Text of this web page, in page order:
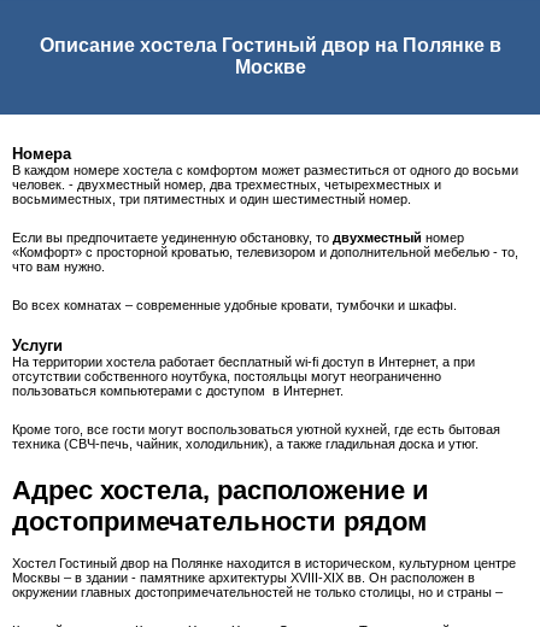
Описание хостела Гостиный двор на Полянке в
Москве
Номера
В каждом номере хостела с комфортом может разместиться от одного до восьми
человек. - двухместный номер, два трехместных, четырехместных и
восьмиместных, три пятиместных и один шестиместный номер.
Если вы предпочитаете уединенную обстановку, то двухместный номер
«Комфорт» с просторной кроватью, телевизором и дополнительной мебелью - то,
что вам нужно.
Во всех комнатах – современные удобные кровати, тумбочки и шкафы.
Услуги
На территории хостела работает бесплатный wi-fi доступ в Интернет, а при
отсутствии собственного ноутбука, постояльцы могут неограниченно
пользоваться компьютерами с доступом в Интернет.
Кроме того, все гости могут воспользоваться уютной кухней, где есть бытовая
техника (СВЧ-печь, чайник, холодильник), а также гладильная доска и утюг.
Адрес хостела, расположение и
достопримечательности рядом
Хостел Гостиный двор на Полянке находится в историческом, культурном центре
Москвы – в здании - памятнике архитектуры XVIII-XIX вв. Он расположен в
окружении главных достопримечательностей не только столицы, но и страны –